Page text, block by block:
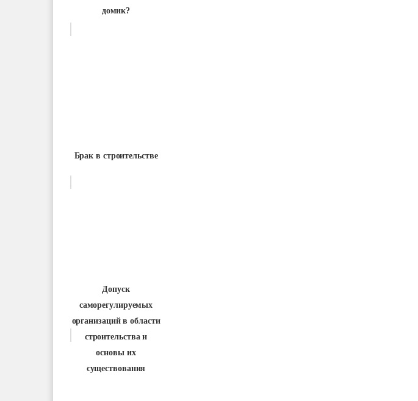
домик?
Брак в строительстве
Допуск
саморегулируемых
организаций в области
строительства и
основы их
существования